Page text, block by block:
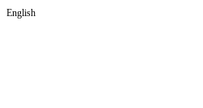
English